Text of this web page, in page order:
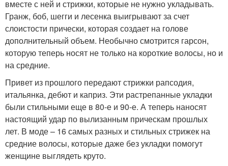
вместе с ней и стрижки, которые не нужно укладывать.
Гранж, боб, шегги и лесенка выигрывают за счет
слоистости прически, которая создает на голове
дополнительный объем. Необычно смотрится гарсон,
которую теперь носят не только на короткие волосы, но и
на средние.
Привет из прошлого передают стрижки рапсодия,
итальянка, дебют и каприз. Эти растрепанные укладки
были стильными еще в 80-е и 90-е. А теперь наносят
настоящий удар по вылизанным прическам прошлых
лет. В моде – 16 самых разных и стильных стрижек на
средние волосы, которые даже без укладки помогут
женщине выглядеть круто.